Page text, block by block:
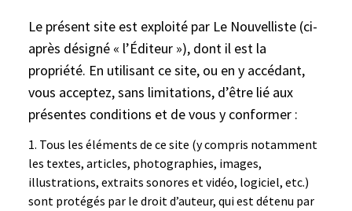
Le présent site est exploité par Le Nouvelliste (ci-
après désigné « l’Éditeur »), dont il est la
propriété. En utilisant ce site, ou en y accédant,
vous acceptez, sans limitations, d’être lié aux
présentes conditions et de vous y conformer :
Tous les éléments de ce site (y compris notamment
les textes, articles, photographies, images,
illustrations, extraits sonores et vidéo, logiciel, etc.)
sont protégés par le droit d’auteur, qui est détenu par